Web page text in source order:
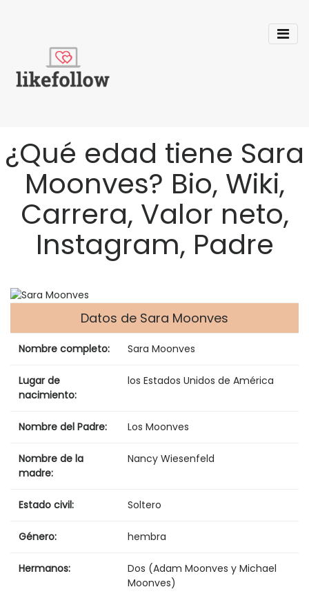
¿Qué edad tiene Sara
Moonves? Bio, Wiki,
Carrera, Valor neto,
Instagram, Padre
Datos de Sara Moonves
Nombre completo: Sara Moonves
Lugar de
nacimiento:
los Estados Unidos de América
Nombre del Padre: Los Moonves
Nombre de la
madre:
Nancy Wiesenfeld
Estado civil: Soltero
Género: hembra
Hermanos:
Dos (Adam Moonves y Michael
Moonves)